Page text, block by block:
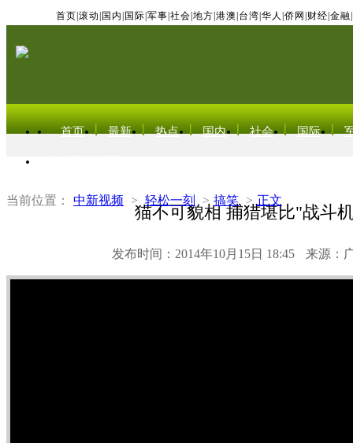
首页 滚动 国内 国际 军事 社会 地方 港澳 台湾 华人 侨网 财经 金融
首页 最新 热点 国内 社会 国际
当前位置： 中新视频 > 轻松一刻 > 搞笑 > 正文
猫不可貌相 捕猎堪比"战斗
发布时间：2014年10月15日 18:45 来源：